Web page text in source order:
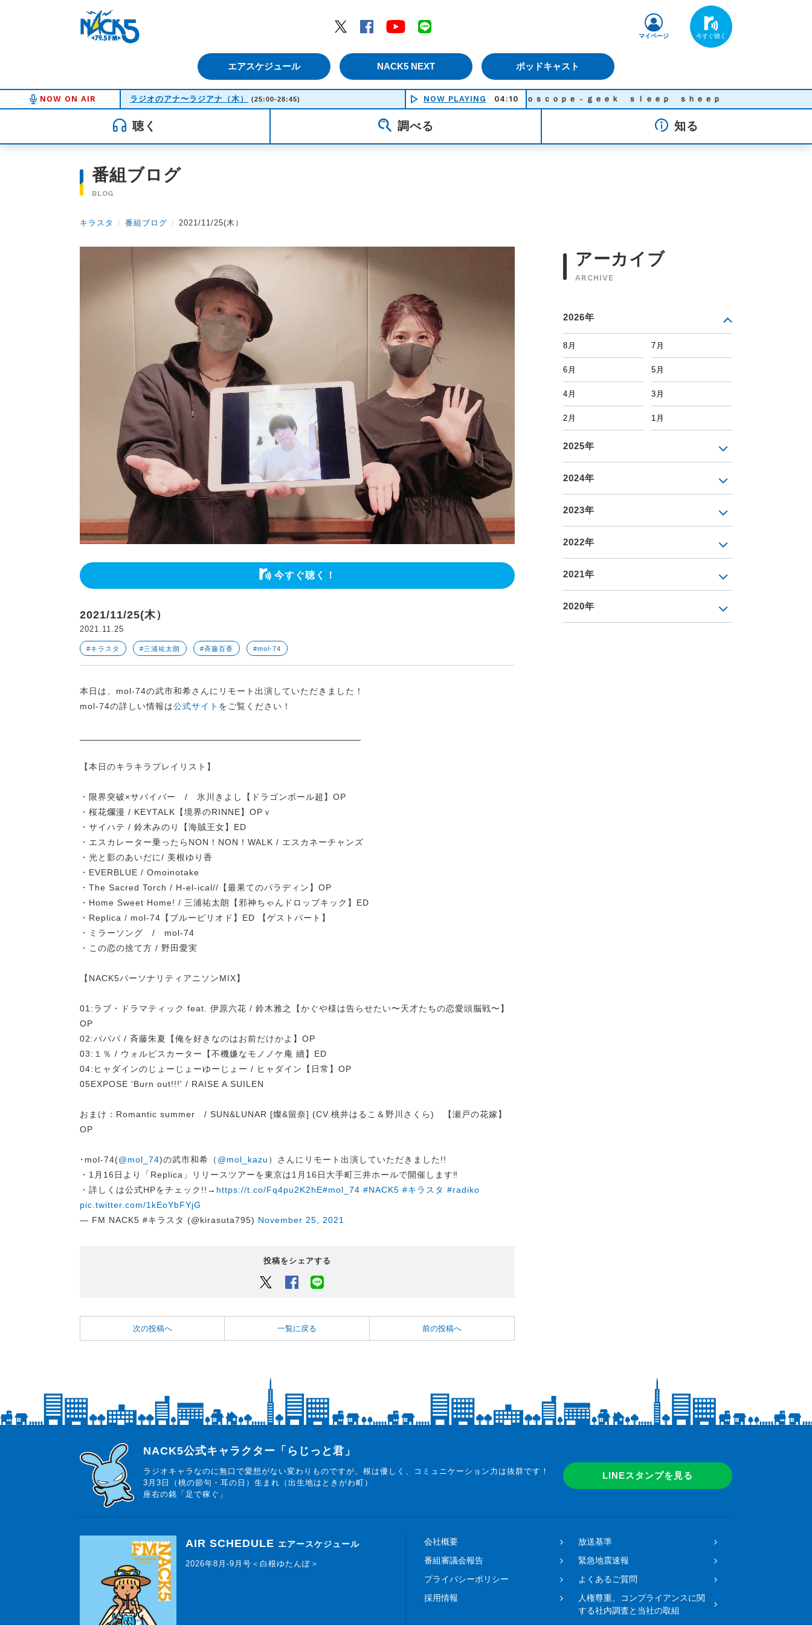
Twitter
Facebook YouTube
エアスケジュール NACK5 NEXT ポッドキャスト
マイページ
NOW ON AIR ラジオのアナ〜ラジアナ（木） (25:00-28:45) NOW PLAYING 04:10
ｋａｌｅｉｄｏｓｃｏｐｅ - ｇｅｅｋ ｓｌｅｅｐ ｓｈｅｅｐ
聴く 調べる 知る
番組ブログ
BLOG
キラスタ 〉 番組ブログ 〉 2021/11/25(木）
今すぐ聴く！
2021/11/25(木）
2021.11.25
#キラスタ #三浦祐太朗 #斉藤百香 #mol-74
本日は、mol-74の武市和希さんにリモート出演していただきました！
mol-74の詳しい情報は公式サイト をご覧ください！
【本日のキラキラプレイリスト】
・限界突破×サバイバー / 氷川きよし【ドラゴンボール超】OP
・桜花爛漫 / KEYTALK【境界のRINNE】OPｖ
・サイハテ / 鈴木みのり【海賊王女】ED
・エスカレーター乗ったらNON！NON！WALK / エスカネーチャンズ
・光と影のあいだに/ 美根ゆり香
・EVERBLUE / Omoinotake
・The Sacred Torch / H-el-ical//【最果てのパラディン】OP
・Home Sweet Home! / 三浦祐太朗【邪神ちゃんドロップキック】ED
・Replica / mol-74【ブルーピリオド】ED 【ゲストパート】
・ミラーソング / mol-74
・この恋の捨て方 / 野田愛実
【NACK5パーソナリティアニソンMIX】
01:ラブ・ドラマティック feat. 伊原六花 / 鈴木雅之【かぐや様は告らせたい〜天才たちの恋愛頭脳戦〜】
OP
02:パパパ / 斉藤朱夏【俺を好きなのはお前だけかよ】OP
03:１％ / ウォルピスカーター【不機嫌なモノノケ庵 續】ED
04:ヒャダインのじょーじょーゆーじょー / ヒャダイン【日常】OP
05EXPOSE 'Burn out!!!' / RAISE A SUILEN
おまけ：Romantic summer / SUN&LUNAR [燦&留奈] (CV.桃井はるこ＆野川さくら) 【瀬戸の花嫁】
OP
･mol-74(@mol_74)の武市和希（ @mol_kazu ）さんにリモート出演していただきました!!
・1月16日より「Replica」リリースツアーを東京は1月16日大手町三井ホールで開催します‼
・詳しくは公式HPをチェック!!→ https://t.co/Fq4pu2K2hE#mol_74 #NACK5 #キラスタ #radiko
pic.twitter.com/1kEoYbFYjG
— FM NACK5 #キラスタ (@kirasuta795) November 25, 2021
投稿をシェアする
Twitter Facebook
次の投稿へ 一覧に戻る 前の投稿へ
アーカイブ
ARCHIVE
2026年
8月 7月
6月 5月
4月 3月
2月 1月
2025年
2024年
2023年
2022年
2021年
2020年
らじっと君
NACK5公式キャラクター「らじっと君」
ラジオキャラなのに無口で愛想がない変わりものですが、根は優しく、コミュニケーション力は抜群です！
3月3日（桃の節句・耳の日）生まれ（出生地はときがわ町）
座右の銘「足で稼ぐ」
LINEスタンプを見る
AIR SCHEDULE エアースケジュール
2026年8月-9月号＜白根ゆたんぽ＞
会社概要
放送基準
番組審議会報告
緊急地震速報
プライバシーポリシー
よくあるご質問
採用情報
人権尊重、コンプライアンスに関
する社内調査と当社の取組